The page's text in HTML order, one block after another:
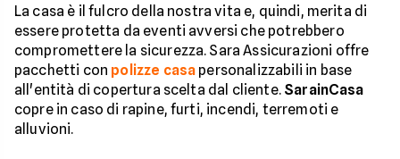
La casa è il fulcro della nostra vita e, quindi, merita di
essere protetta da eventi avversi che potrebbero
compromettere la sicurezza. Sara Assicurazioni offre
pacchetti con polizze casa personalizzabili in base
all'entità di copertura scelta dal cliente. SarainCasa
copre in caso di rapine, furti, incendi, terremoti e
alluvioni.